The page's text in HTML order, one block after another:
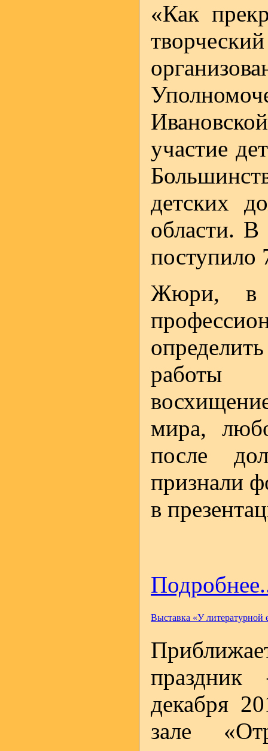
«Как
участие
детских
области.
поступило
Жюри, в
работы
мира,
после
признали
в
Выставка «У литературной
декабря
зале